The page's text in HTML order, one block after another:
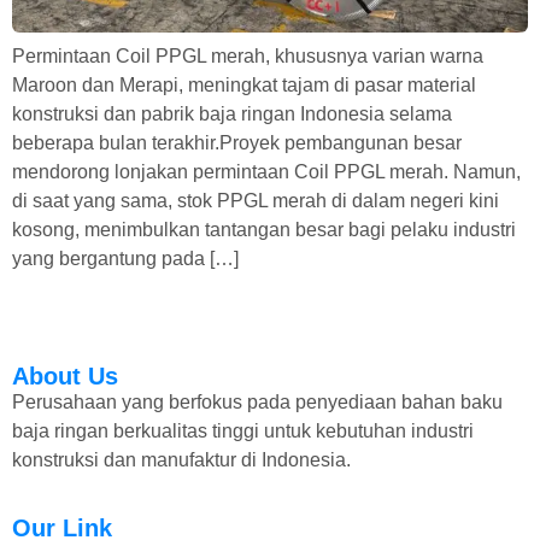
Permintaan Coil PPGL merah, khususnya varian warna
Maroon dan Merapi, meningkat tajam di pasar material
konstruksi dan pabrik baja ringan Indonesia selama
beberapa bulan terakhir.Proyek pembangunan besar
mendorong lonjakan permintaan Coil PPGL merah. Namun,
di saat yang sama, stok PPGL merah di dalam negeri kini
kosong, menimbulkan tantangan besar bagi pelaku industri
yang bergantung pada […]
About Us
Perusahaan yang berfokus pada penyediaan bahan baku
baja ringan berkualitas tinggi untuk kebutuhan industri
konstruksi dan manufaktur di Indonesia.
Our Link